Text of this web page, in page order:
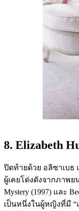
8. Elizabeth
ปิดท้ายด้วย อลิซาเบธ
ผู้เคยโด่งดังจากภาพยน
Mystery (1997) และ
เป็นหนึ่งในผู้หญิงที่มี “